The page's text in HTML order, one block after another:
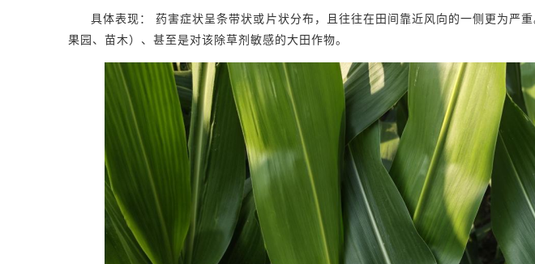
具体表现： 药害症状呈条带状或片状分布，且往往在田间靠近风向的一侧更为严
果园、苗木）、甚至是对该除草剂敏感的大田作物。